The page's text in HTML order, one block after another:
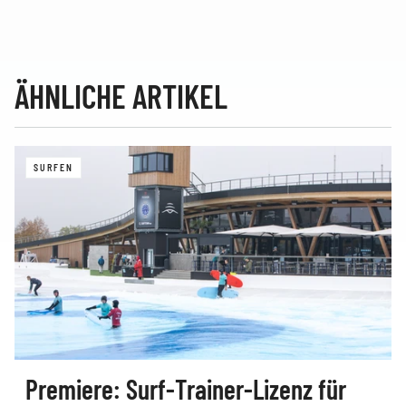
ÄHNLICHE ARTIKEL
SURFEN
Premiere: Surf‑Trainer‑Lizenz für